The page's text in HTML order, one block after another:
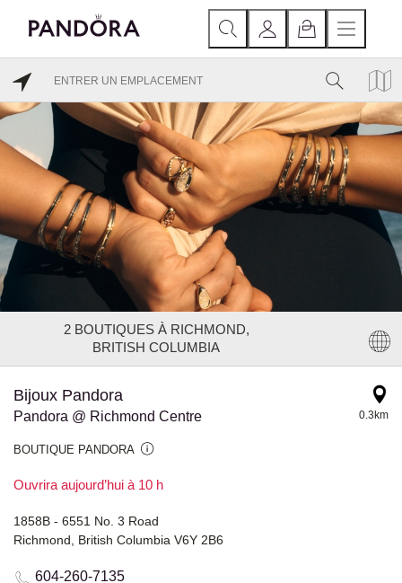
2BOUTIQUES À RICHMOND,
BRITISH COLUMBIA
Bijoux Pandora
Pandora @ Richmond Centre
BOUTIQUE PANDORA
Ouvrira aujourd’hui à 10 h
0.3km
1858B - 6551 No. 3 Road
Richmond, British Columbia V6Y 2B6
604-260-7135